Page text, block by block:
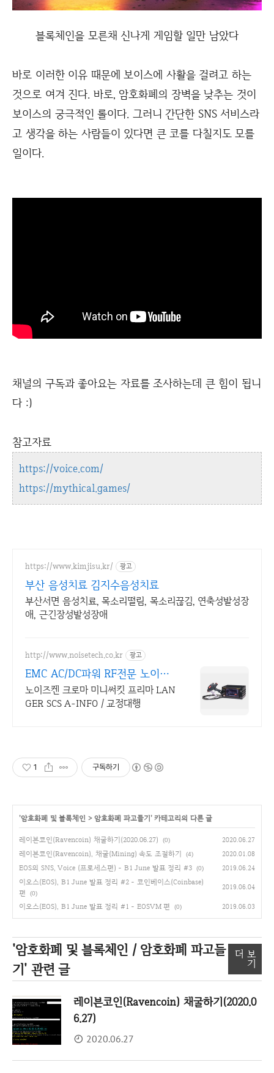
블록체인을 모른채 신나게 게임할 일만 남았다
바로 이러한 이유 때문에 보이스에 사활을 걸려고 하는
것으로 여겨 진다. 바로, 암호화폐의 장벽을 낮추는 것이
보이스의 궁극적인 롤이다. 그러니 간단한 SNS 서비스라
고 생각을 하는 사람들이 있다면 큰 코를 다칠지도 모를
일이다.
채널의 구독과 좋아요는 자료를 조사하는데 큰 힘이 됩니
다 :)
참고자료
https://voice.com/
https://mythical.games/
https://www.kimjisu.kr/ 광고
부산 음성치료 김지수음성치료
부산서면 음성치료, 목소리떨림, 목소리끊김, 연축성발성장
애, 근긴장성발성장애
http://www.noisetech.co.kr 광고
EMC AC/DC파워 RF전문 노이즈
텍
노이즈켄 크로마 미니써킷 프리마 LAN
GER SCS A-INFO / 교정대행
1 구독하기
'암호화폐 및 블록체인 >암호화폐 파고들기' 카테고리의 다른 글
레이븐코인(Ravencoin) 채굴하기(2020.06.27) (0) 2020.06.27
레이븐코인(Ravencoin), 채굴(Mining) 속도 조절하기 (4) 2020.01.08
EOS의 SNS, Voice (프로세스편) - B1 June 발표 정리 #3 (0) 2019.06.24
이오스(EOS), B1 June 발표 정리 #2 - 코인베이스(Coinbase)
편
(0)
2019.06.04
이오스(EOS), B1 June 발표 정리 #1 - EOSVM 편 (0) 2019.06.03
'암호화폐 및 블록체인 / 암호화폐 파고들
기' 관련 글
더 보
기
레이븐코인(Ravencoin) 채굴하기(2020.0
6.27)
2020.06.27